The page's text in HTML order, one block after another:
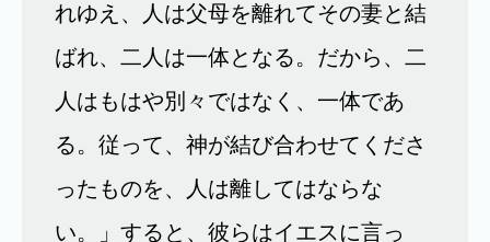
れゆえ、人は父母を離れてその妻と結
ばれ、二人は一体となる。だから、二
人はもはや別々ではなく、一体であ
る。従って、神が結び合わせてくださ
ったものを、人は離してはならな
い。」すると、彼らはイエスに言っ